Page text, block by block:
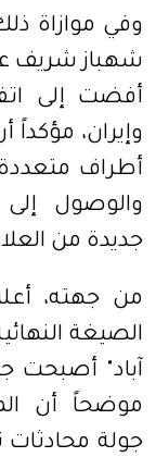
وفي موازاة
شهباز شريف
أفضت إلى
وإيران، مؤكداً
أطراف
والوصول
جديدة من
من جهته،
الصيغة
آباد" أصبحت
موضحاً أن
جولة